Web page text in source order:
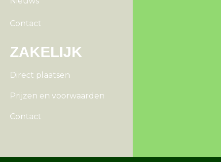
Contact
ZAKELIJK
Direct plaatsen
Prijzen en voorwaarden
Contact